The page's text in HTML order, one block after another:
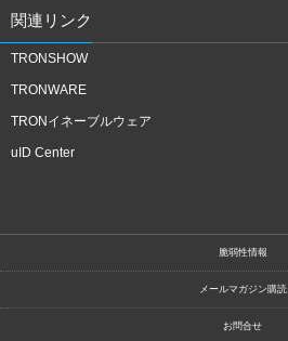
関連リンク
TRONSHOW
TRONWARE
TRONイネーブルウェア
uID Center
脆弱性情報
メールマガジン購読
お問合せ